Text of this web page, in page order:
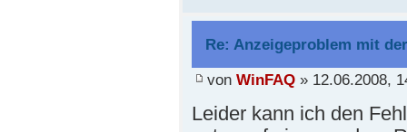
Re: Anzeigeproblem mit
von WinFAQ» 12.06.2008,
Leider kann ich den